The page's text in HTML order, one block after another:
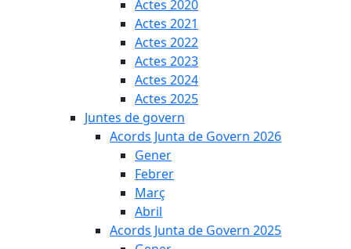
Actes 2020
Actes 2021
Actes 2022
Actes 2023
Actes 2024
Actes 2025
Juntes de govern
Acords Junta de Govern 2026
Gener
Febrer
Març
Abril
Acords Junta de Govern 2025